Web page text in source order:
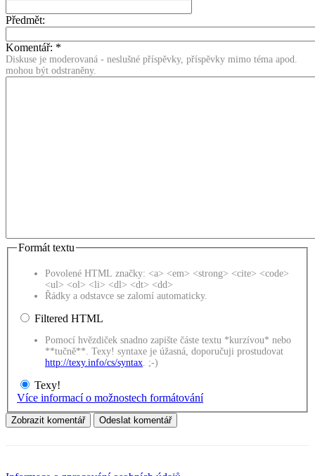
Předmět:
Komentář: *
Diskuse je moderovaná - neslušné příspěvky, příspěvky mimo téma apod.
mohou být odstraněny.
Formát textu
Povolené HTML značky: <a> <em> <strong> <cite> <code>
<ul> <ol> <li> <dl> <dt> <dd>
Řádky a odstavce se zalomí automaticky.
Filtered HTML
Pomocí hvězdiček snadno zapište částe textu *kurzívou* nebo
**tučně**. Texy! syntaxe je úžasná, doporučuji prostudovat
http://texy.info/cs/syntax . ;-)
Texy!
Více informací o možnostech formátování